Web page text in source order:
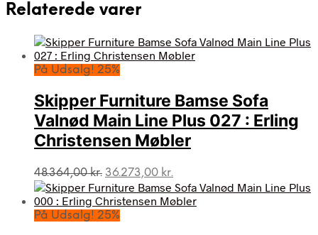
Relaterede varer
På Udsalg! 25%
Skipper Furniture Bamse Sofa
Valnød Main Line Plus 027 : Erling
Christensen Møbler
48.364,00kr. Den
oprindelige
pris
var:
36.273,00 kr.
aktuelle
pris
På Udsalg! 25%